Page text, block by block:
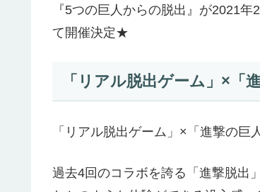
『5つの巨人からの脱出』が2021
て開催決定★
「リアル脱出ゲーム」×「
「リアル脱出ゲーム」×「進撃の巨
過去4回のコラボを誇る「進撃脱出